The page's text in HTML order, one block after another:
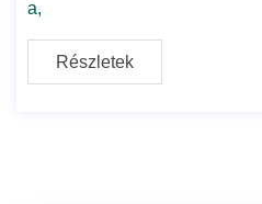
a,
Részletek